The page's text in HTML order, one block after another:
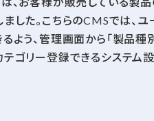
した。こちらのCMSでは、
よう、管理画面から「製品種
ゴリー登録できるシステム設